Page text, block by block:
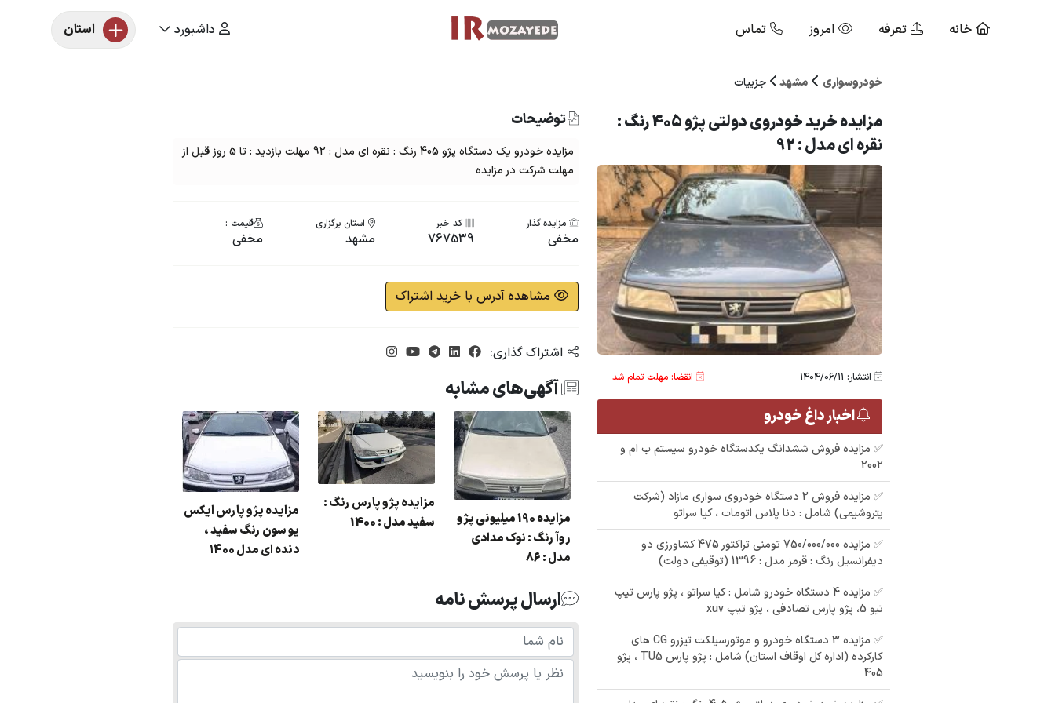
خانه تعرفه امروز تماس داشبورد استان
خودروسواری مشهد جزییات
مزایده خرید خودروی دولتی پژو 405 رنگ :
نقره ای مدل : 92
انتشار: 1404/06/11 انقضا: مهلت تمام شد
اخبار داغ خودرو
✅ مزایده فروش ششدانگ یکدستگاه خودرو سیستم ب ام و
2002
✅ مزایده فروش 2 دستگاه خودروی سواری مازاد (شرکت
پتروشیمی) شامل : دنا پلاس اتومات ، کیا سراتو
✅ مزایده 750/000/000 تومنی تراکتور 475 کشاورزی دو
دیفرانسیل رنگ : قرمز مدل : 1396 (توقیفی دولت)
✅ مزایده 4 دستگاه خودرو شامل : کیا سراتو ، پژو پارس تیپ
تیو 5، پژو پارس تصادفی ، پژو تیپ xuv
✅ مزایده 3 دستگاه خودرو و موتورسیلکت تیزرو CG های
کارکرده (اداره کل اوقاف استان) شامل : پژو پارس TU5 ، پژو
405
توضیحات
مزایده خودرو یک دستگاه پژو 405 رنگ : نقره ای مدل : 92 مهلت بازدید : تا 5 روز قبل از
مهلت شرکت در مزایده
مزایده گذار
مخفی
کد خبر
767539
استان برگزاری
مشهد
قیمت :
مخفی
مشاهده آدرس با خرید اشتراک
اشتراک گذاری:
آگهی‌های مشابه
مزایده پژو پارس ایکس
یو سون رنگ سفید ،
دنده ای مدل ۱۴۰۰
مزایده پژو پارس رنگ :
سفید مدل : 1400
مزایده 190 میلیونی پژو
روآ رنگ : نوک مدادی
مدل : 86
ارسال پرسش نامه